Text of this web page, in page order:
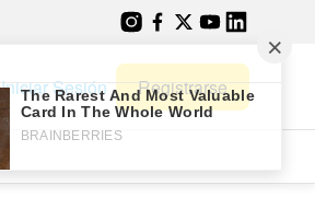
Iniciar Sesión Registrarse